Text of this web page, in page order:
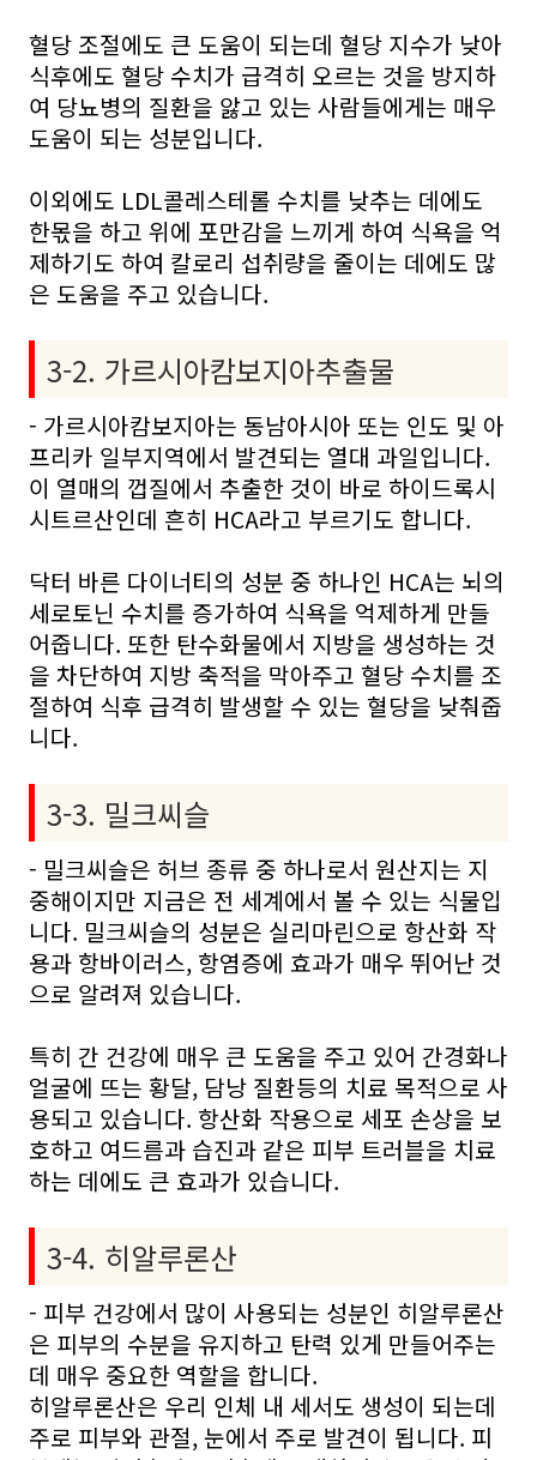
혈당 조절에도 큰 도움이 되는데 혈당 지수가 낮아
식후에도 혈당 수치가 급격히 오르는 것을 방지하
여 당뇨병의 질환을 앓고 있는 사람들에게는 매우
도움이 되는 성분입니다.
이외에도 LDL콜레스테롤 수치를 낮추는 데에도
한몫을 하고 위에 포만감을 느끼게 하여 식욕을 억
제하기도 하여 칼로리 섭취량을 줄이는 데에도 많
은 도움을 주고 있습니다.
3-2. 가르시아캄보지아추출물
- 가르시아캄보지아는 동남아시아 또는 인도 및 아
프리카 일부지역에서 발견되는 열대 과일입니다.
이 열매의 껍질에서 추출한 것이 바로 하이드록시
시트르산인데 흔히 HCA라고 부르기도 합니다.
닥터 바른 다이너티의 성분 중 하나인 HCA는 뇌의
세로토닌 수치를 증가하여 식욕을 억제하게 만들
어줍니다. 또한 탄수화물에서 지방을 생성하는 것
을 차단하여 지방 축적을 막아주고 혈당 수치를 조
절하여 식후 급격히 발생할 수 있는 혈당을 낮춰줍
니다.
3-3. 밀크씨슬
- 밀크씨슬은 허브 종류 중 하나로서 원산지는 지
중해이지만 지금은 전 세계에서 볼 수 있는 식물입
니다. 밀크씨슬의 성분은 실리마린으로 항산화 작
용과 항바이러스, 항염증에 효과가 매우 뛰어난 것
으로 알려져 있습니다.
특히 간 건강에 매우 큰 도움을 주고 있어 간경화나
얼굴에 뜨는 황달, 담낭 질환등의 치료 목적으로 사
용되고 있습니다. 항산화 작용으로 세포 손상을 보
호하고 여드름과 습진과 같은 피부 트러블을 치료
하는 데에도 큰 효과가 있습니다.
3-4. 히알루론산
- 피부 건강에서 많이 사용되는 성분인 히알루론산
은 피부의 수분을 유지하고 탄력 있게 만들어주는
데 매우 중요한 역할을 합니다.
히알루론산은 우리 인체 내 세서도 생성이 되는데
주로 피부와 관절, 눈에서 주로 발견이 됩니다. 피